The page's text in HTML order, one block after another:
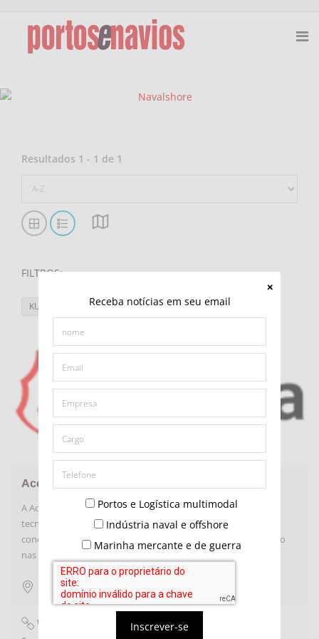
Receba notícias em seu email
Portos e Logística multimodal
Indústria naval e offshore
Marinha mercante e de guerra
Inscrever-se
Resultados 1 - 1 de 1
FILTROS:
KUGIRA
Acciona Infraestrutura
A Acciona trouxe para o Brasil o Equipamento Kugira, uma
tecnologia inovadora para montagem de infraestrutura em
concreto, sendo a primeira vez que esse equipamento é usado
nas Américas.
São Paulo , SP
Website